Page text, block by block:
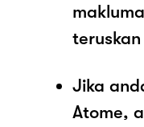
Jika
Atome,